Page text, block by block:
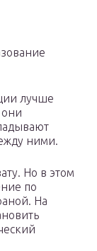
лучше
они
ними.
Но в этом
по
На